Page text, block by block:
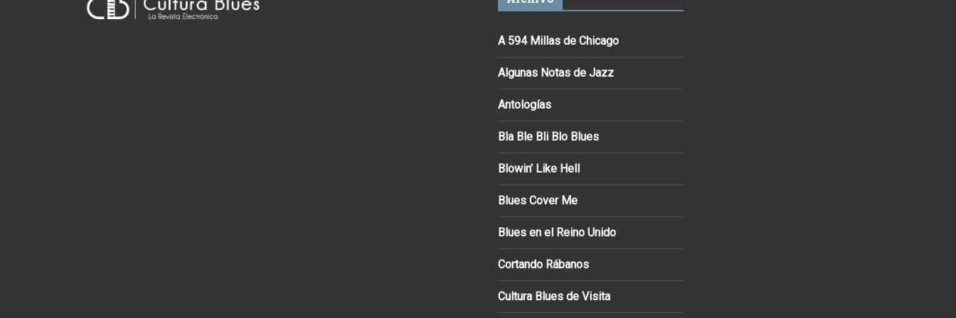
A 594 Millas de Chicago
Algunas Notas de Jazz
Antologías
Bla Ble Bli Blo Blues
Blowin’ Like Hell
Blues Cover Me
Blues en el Reino Unido
Cortando Rábanos
Cultura Blues de Visita